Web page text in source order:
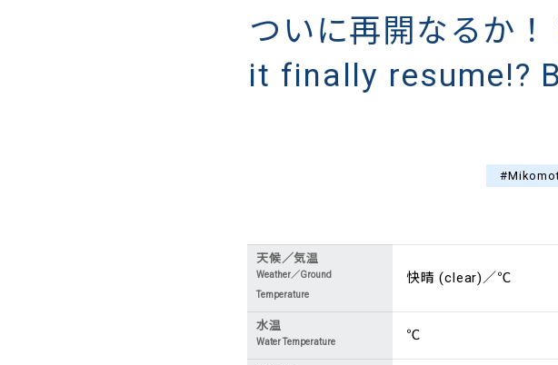
ついに再開なるか
it finally resume!?
天候／気温
Weather／Ground
Temperature
快晴 (clear)／℃
水温
Water Temperature ℃